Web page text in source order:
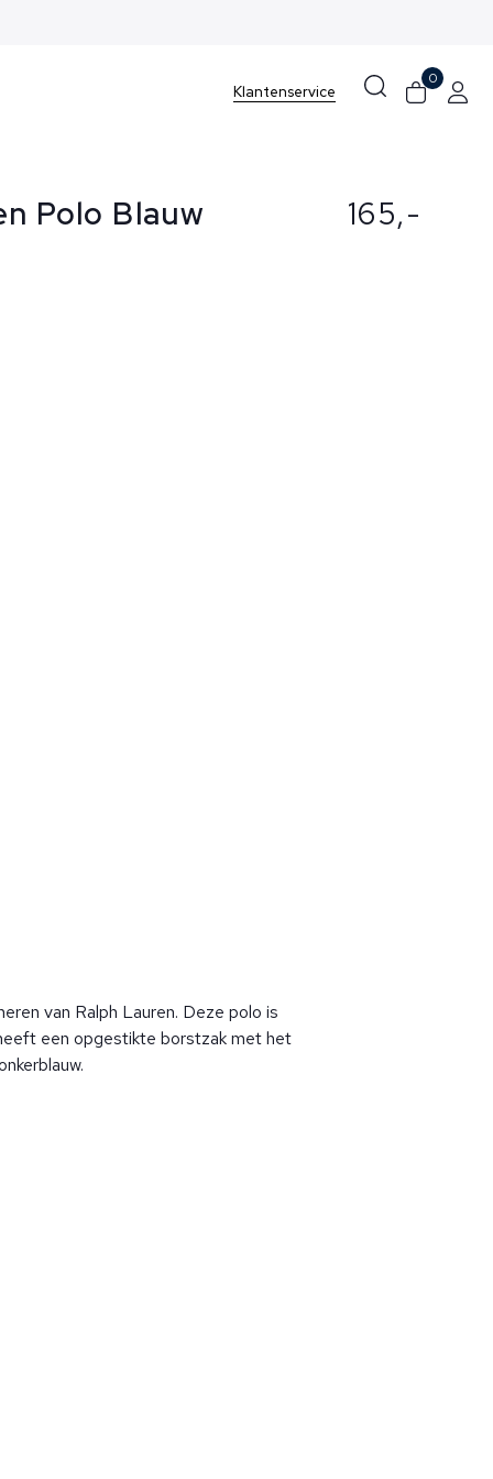
Klantenservice
0
Polo Blauw
van Ralph Lauren. Deze polo is
een opgestikte borstzak met het
165,-